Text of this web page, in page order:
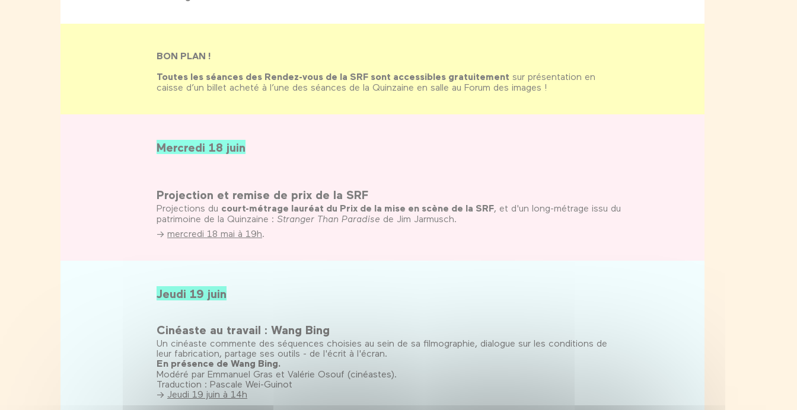
BON PLAN !
Toutes les séances des Rendez-vous de la SRF sont accessibles gratuitement sur présentation en
caisse d’un billet acheté à l’une des séances de la Quinzaine en salle au Forum des images !
Mercredi 18 juin
Projection et remise de prix de la SRF
Projections du court-métrage lauréat du Prix de la mise en scène de la SRF, et d'un long-métrage issu du
patrimoine de la Quinzaine : Stranger Than Paradise de Jim Jarmusch.
→ mercredi 18 mai à 19h.
Jeudi 19 juin
Cinéaste au travail : Wang Bing
Un cinéaste commente des séquences choisies au sein de sa filmographie, dialogue sur les conditions de
leur fabrication, partage ses outils - de l'écrit à l'écran.
En présence de Wang Bing.
Modéré par Emmanuel Gras et Valérie Osouf (cinéastes).
Traduction : Pascale Wei-Guinot
→ Jeudi 19 juin à 14h